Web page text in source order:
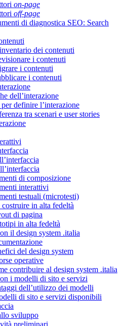
on-page
off-page
di diagnostica SEO: Search
dei contenuti
i contenuti
i contenuti
i contenuti
dell’interazione
definire l’interazione
tra scenari e user stories
di composizione
interattivi
testuali (microtesti)
in alta fedeltà
di pagina
in alta fedeltà
il design system .italia
del design system
operative
contribuire al design system .italia
i modelli di sito e servizi
dell’utilizzo dei modelli
di sito e servizi disponibili
sviluppo
preliminari